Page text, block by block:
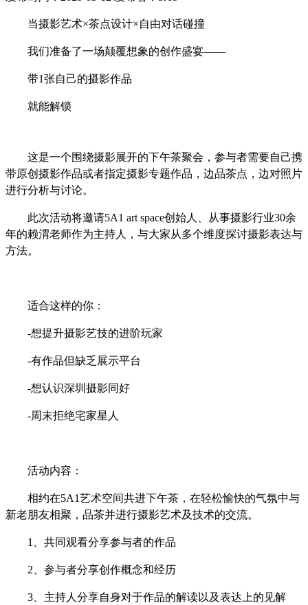
当摄影艺术×茶点设计×自由对话碰撞
我们准备了一场颠覆想象的创作盛宴——
带1张自己的摄影作品
就能解锁
这是一个围绕摄影展开的下午茶聚会，参与者需要自己携
带原创摄影作品或者指定摄影专题作品 ， 边品茶点 ，边对照片
进行分析与讨论。
此次活动将邀请5A1 art space创始人、从事摄影行业30余
年的赖渭老师作为主持人，与大家从多个维度探讨摄影表达与
方法。
适合这样的你：
-想提升摄影艺技的进阶玩家
-有作品但缺乏展示平台
-想认识深圳摄影同好
-周末拒绝宅家星人
活动内容：
相约在5A1艺术空间共进下午茶，在轻松愉快的气氛中与
新老朋友相聚，品茶并进行摄影艺术及技术的交流。
1、共同观看分享参与者的作品
2、参与者分享创作概念和经历
3、主持人分享自身对于作品的解读以及表达上的见解